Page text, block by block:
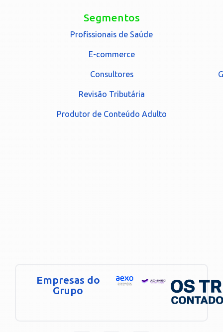
Segmentos
Profissionais de Saúde
E-commerce
Consultores
Revisão Tributária
Produtor de Conteúdo Adulto
Empresas do
Grupo